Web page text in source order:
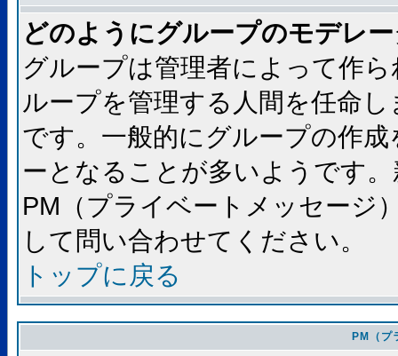
どのようにグループのモデレ
グループは管理者によって作
ループを管理する人間を任命
です。一般的にグループの作
ーとなることが多いようです
PM（プライベートメッセージ
して問い合わせてください。
トップに戻る
PM（プ